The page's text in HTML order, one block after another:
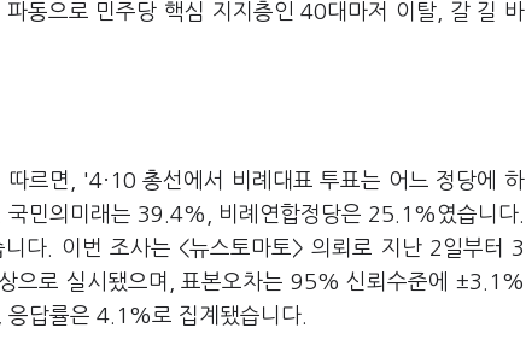
동으로 민주당 핵심 지지층인 40대마저 이탈, 갈 길 바
르면, '4·10 총선에서 비례대표 투표는 어느 정당에 하
민의미래는 39.4%, 비례연합정당은 25.1%였습니다.
다. 이번 조사는 <뉴스토마토> 의뢰로 지난 2일부터 3
으로 실시됐으며, 표본오차는 95% 신뢰수준에 ±3.1%
답률은 4.1%로 집계됐습니다.